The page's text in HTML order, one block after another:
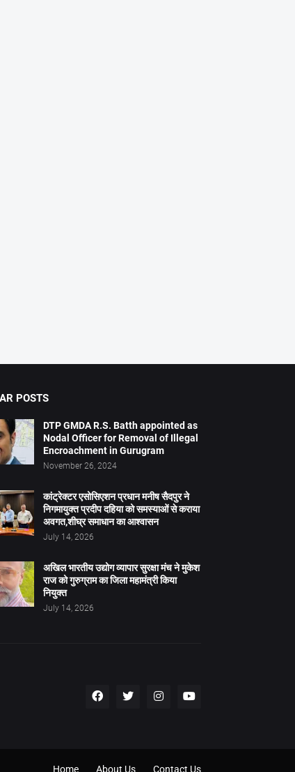
POSTS
DTP GMDA R.S. Batth appointed as
Nodal Officer for Removal of Illegal
Encroachment in Gurugram
November 26, 2024
कांट्रेक्टर एसोसिएशन प्रधान मनीष सैदपुर ने
निगमायुक्त प्रदीप दहिया को समस्याओं से कराया
अवगत,शीघ्र समाधान का आश्वासन
July 14, 2026
अखिल भारतीय उद्योग व्यापार सुरक्षा मंच ने मुकेश
राज को गुरुग्राम का जिला महामंत्री किया
नियुक्त
July 14, 2026
Home About Us Contact Us